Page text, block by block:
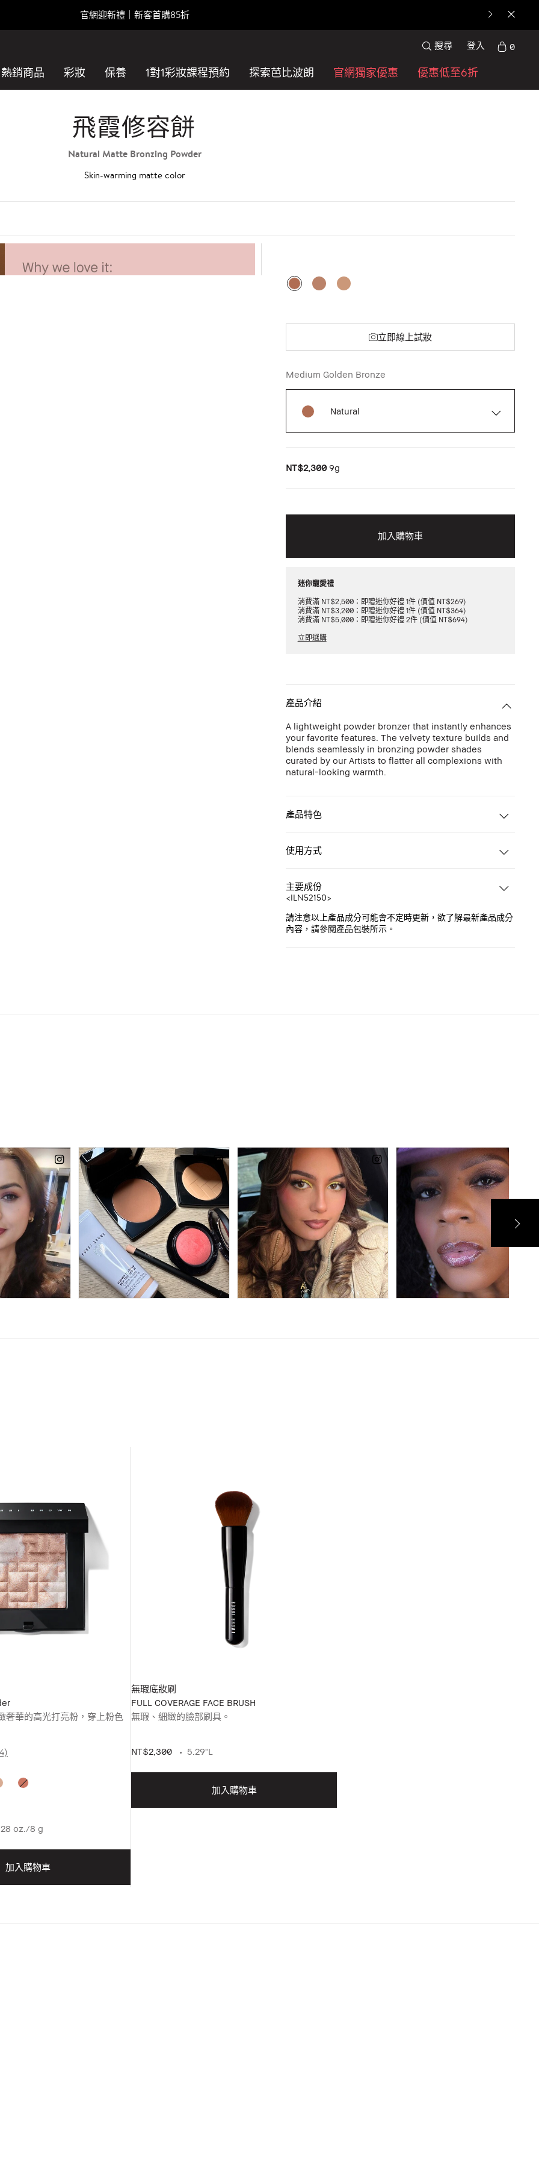
官網迎新禮｜新客首購85折
熱銷商品 彩妝 保養 1對1彩妝課程預約​ 探索芭比波朗 官網獨家優惠 優惠低至6折
搜尋 登入 0
飛霞修容餅
Natural Matte Bronzing Powder
Skin-warming matte color
立即線上試妝
Medium Golden Bronze
Natural
NT$2,3009g
加入購物車
迷你寵愛禮
消費滿 NT$2,500：即贈迷你好禮 1件 (價值 NT$269)
消費滿 NT$3,200：即贈迷你好禮 1件 (價值 NT$364)
消費滿 NT$5,000：即贈迷你好禮 2件 (價值 NT$694)
立即選購
產品介紹
A lightweight powder bronzer that instantly enhances
your favorite features. The velvety texture builds and
blends seamlessly in bronzing powder shades
curated by our Artists to flatter all complexions with
natural-looking warmth.
產品特色
使用方式
主要成份
<ILN52150>
請注意以上產品成分可能會不定時更新，欲了解最新產品成分
內容，請參閱產品包裝所示。
奢華的高光打亮粉，穿上粉色
oz./8 g
加入購物車
無瑕底妝刷
FULL COVERAGE FACE BRUSH
無瑕、細緻的臉部刷具。
NT$2,300 5.29"L
加入購物車